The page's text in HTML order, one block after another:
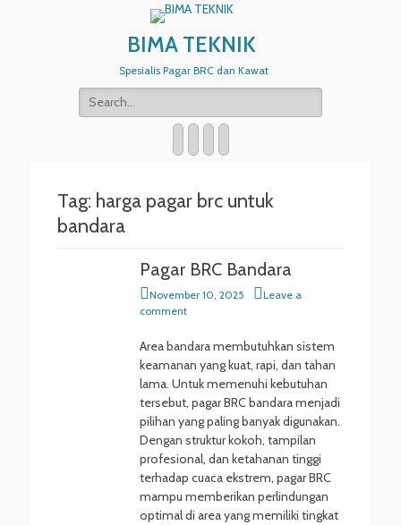
BIMA TEKNIK
Spesialis Pagar BRC dan Kawat
Search
for:
Tag: harga pagar brc untuk
bandara
Pagar BRC Bandara
Posted
on
November 10, 2025
Leave a
comment
Area bandara membutuhkan sistem
keamanan yang kuat, rapi, dan tahan
lama. Untuk memenuhi kebutuhan
tersebut, pagar BRC bandara menjadi
pilihan yang paling banyak digunakan.
Dengan struktur kokoh, tampilan
profesional, dan ketahanan tinggi
terhadap cuaca ekstrem, pagar BRC
mampu memberikan perlindungan
optimal di area yang memiliki tingkat